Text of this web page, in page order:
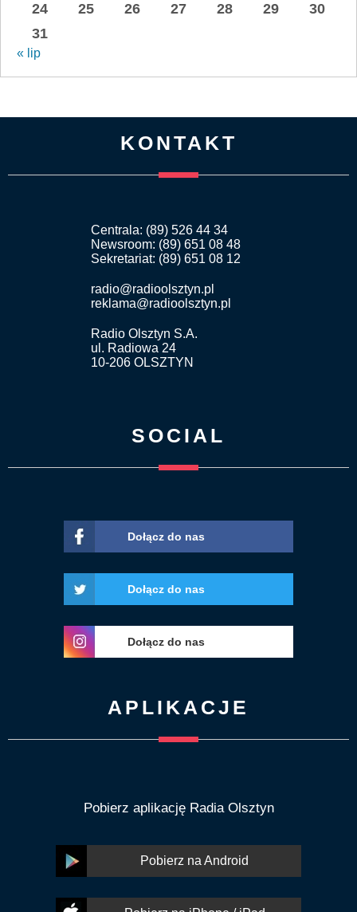
24
25 26 27 28 29
30
31
« lip
KONTAKT
Centrala: (89) 526 44 34
Newsroom: (89) 651 08 48
Sekretariat: (89) 651 08 12
radio@radioolsztyn.pl
reklama@radioolsztyn.pl
Radio Olsztyn S.A.
ul. Radiowa 24
10-206 OLSZTYN
SOCIAL
Dołącz do nas
Dołącz do nas
Dołącz do nas
APLIKACJE
Pobierz aplikację Radia Olsztyn
Pobierz na Android